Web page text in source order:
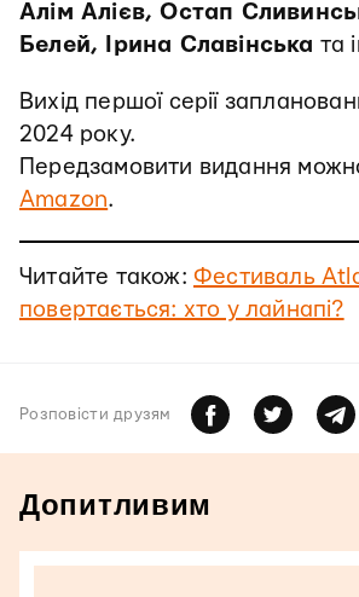
Алім Алієв, Остап
Белей, Ірина Славінська та
Вихід першої серії
2024 року.
Передзамовити видання
Amazon.
Читайте також: Фестиваль
повертається: хто у лайнапі?
Розповiсти друзям
Допитливим